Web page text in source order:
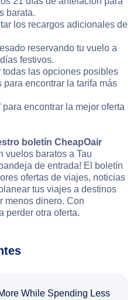
barata.
los recargos adicionales de
reservando tu vuelo a
festivos.
las opciones posibles
encontrar la tarifa más
para encontrar la mejor oferta
boletín CheapOair
vuelos baratos a Tau
de entrada! El boletín
ofertas de viajes, noticias
tus viajes a destinos
menos dinero. Con
perder otra oferta.
While Spending Less